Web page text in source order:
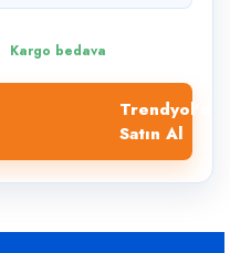
Kargo bedava
Trendyol'dan
Satın Al